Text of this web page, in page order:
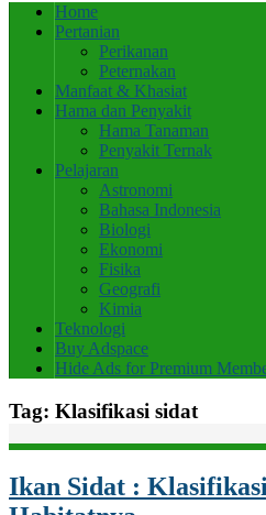
Home
Pertanian
Perikanan
Peternakan
Manfaat & Khasiat
Hama dan Penyakit
Hama Tanaman
Penyakit Ternak
Pelajaran
Astronomi
Bahasa Indonesia
Biologi
Ekonomi
Fisika
Geografi
Kimia
Teknologi
Buy Adspace
Hide Ads for Premium
Tag: Klasifikasi sidat
Ikan Sidat :